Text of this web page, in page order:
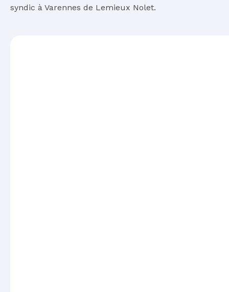
syndic à Varennes de Lemieux Nolet.